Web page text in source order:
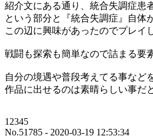
紹介文にある通り、統合失調症患
という部分と『統合失調症』自体
この辺に興味があったのでプレイ
戦闘も探索も簡単なので詰まる要
自分の境遇や普段考えてる事など
作品に出せるのは素晴らしい事だ
12345
No.51785 - 2020-03-19 12:53:34